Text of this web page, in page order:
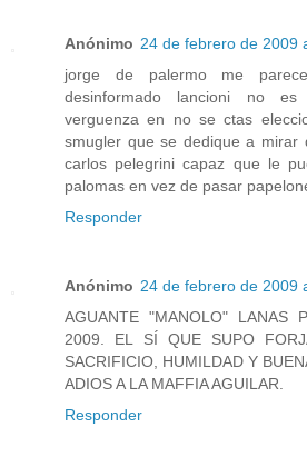
Anónimo 24 de febrero de 2009
jorge de palermo me
desinformado lancioni no
verguenza en no se ctas
smugler que se dedique a mirar
carlos pelegrini capaz que le
palomas en vez de pasar
Responder
Anónimo 24 de febrero de 2009
AGUANTE "MANOLO" LANAS
2009. EL SÍ QUE SUPO
SACRIFICIO, HUMILDAD Y
ADIOS A LA MAFFIA AGUILAR.
Responder